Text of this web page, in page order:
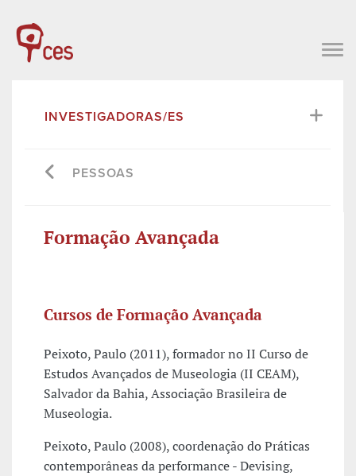
INVESTIGADORAS/ES
PESSOAS
Formação Avançada
Cursos de Formação Avançada
Peixoto, Paulo (2011), formador no II Curso de
Estudos Avançados de Museologia (II CEAM),
Salvador da Bahia, Associação Brasileira de
Museologia.
Peixoto, Paulo (2008), coordenação do Práticas
contemporâneas da performance - Devising,